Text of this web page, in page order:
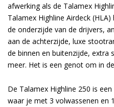
afwerking als de Talamex
Talamex Highline Airdeck
de onderzijde van de drijvers,
aan de achterzijde, luxe
de binnen en buitenzijde, extra
meer. Het is een genot om in
De Talamex Highline 250 is
waar je met 3 volwassenen en